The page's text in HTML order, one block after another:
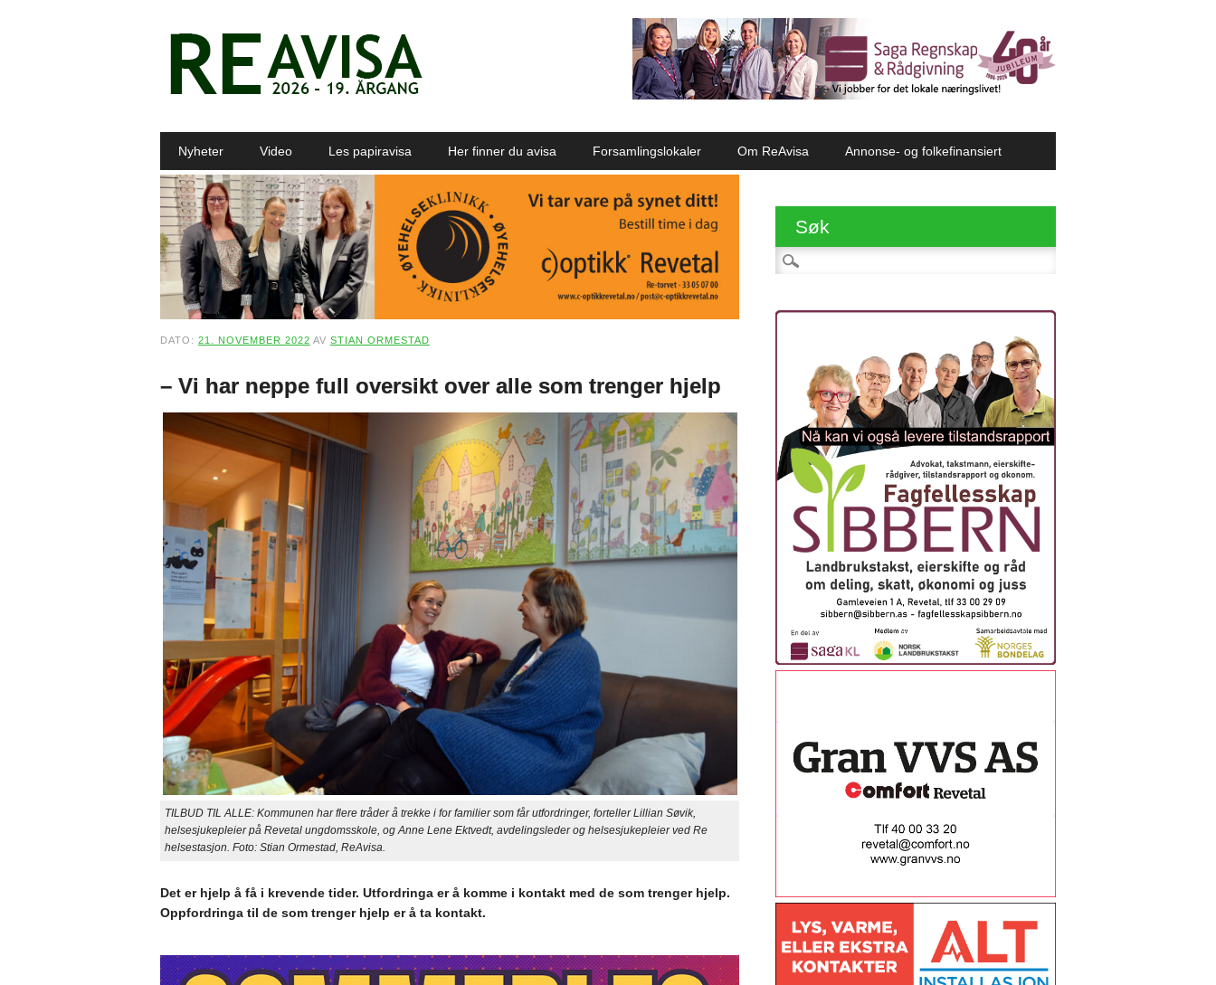
Main menu
Nyheter Video Les papiravisa Her finner du avisa Forsamlingslokaler Om ReAvisa Annonse- og folkefinansiert
DATO: 21. NOVEMBER 2022 AV STIAN ORMESTAD
– Vi har neppe full oversikt over alle som trenger hjelp
TILBUD TIL ALLE: Kommunen har flere tråder å trekke i for familier som får utfordringer, forteller Lillian Søvik,
helsesjukepleier på Revetal ungdomsskole, og Anne Lene Ektvedt, avdelingsleder og helsesjukepleier ved Re
helsestasjon. Foto: Stian Ormestad, ReAvisa.
Det er hjelp å få i krevende tider. Utfordringa er å komme i kontakt med de som trenger hjelp.
Oppfordringa til de som trenger hjelp er å ta kontakt.
Søk
Søk etter: